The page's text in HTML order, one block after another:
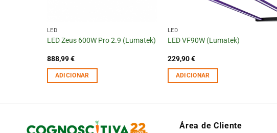
LED
LED Zeus 600W Pro 2.9 (Lumatek)
888,99€
ADICIONAR
LED
LED VF90W (Lumatek)
229,90€
ADICIONAR
Área de Cliente